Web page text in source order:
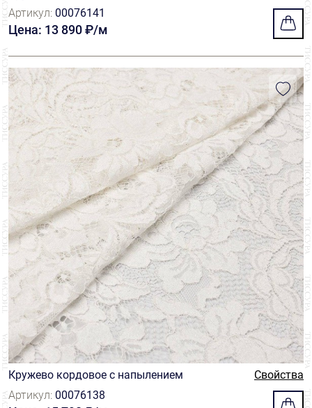
Артикул: 00076141
Цена: 13 890 ₽/м
Кружево кордовое с напылением
Свойства
Артикул: 00076138